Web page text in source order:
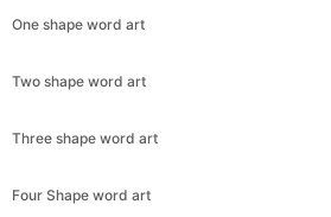
One shape word art
Two shape word art
Three shape word art
Four Shape word art